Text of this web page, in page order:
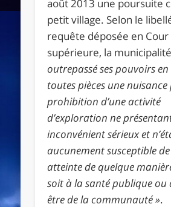
août 2013 une poursuite
petit village. Selon le
requête déposée en Cour
supérieure, la
outrepassé ses pouvoirs
toutes pièces une
prohibition d’une activité
d’exploration ne
inconvénient sérieux et
aucunement susceptible
atteinte de quelque
soit à la santé publique ou
être de la communauté».